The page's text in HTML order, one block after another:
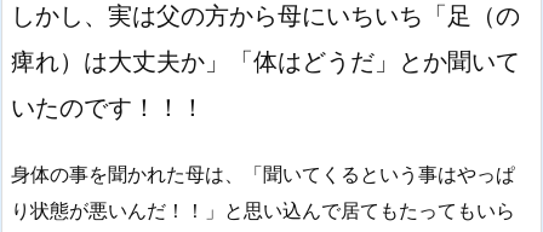
しかし、実は父の方から母にいちいち「足（の
痺れ）は大丈夫か」「体はどうだ」とか聞いて
いたのです！！！
身体の事を聞かれた母は、「聞いてくるという事はやっぱ
り状態が悪いんだ！！」と思い込んで居てもたってもいら